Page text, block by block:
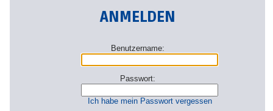
ANMELDEN
Benutzername:
Passwort:
Ich habe mein Passwort vergessen